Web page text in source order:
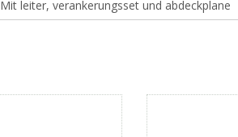
Mit leiter, verankerungsset und abdeckplane